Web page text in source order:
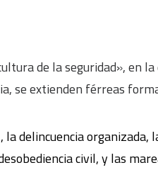
de la seguridad», en
se extienden férreas
delincuencia organizada,
civil, y las